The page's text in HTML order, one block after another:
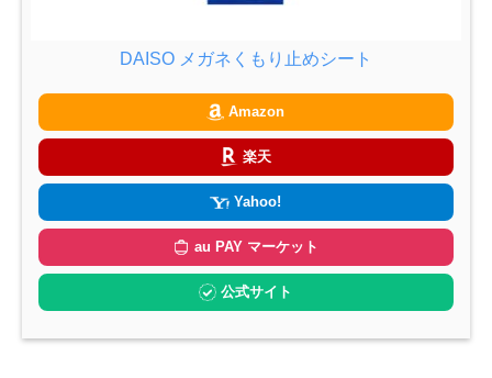
DAISO メガネくもり止めシート
Amazon
楽天
Yahoo!
au PAY マーケット
公式サイト